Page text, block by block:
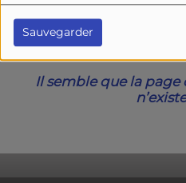
SauvegarderOups,
rencontré
Il semble que la page